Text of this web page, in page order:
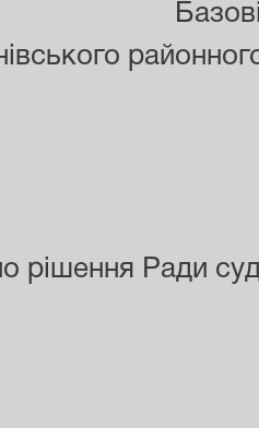
рішення Ради